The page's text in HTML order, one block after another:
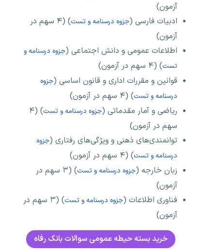
آزمون)
ادبیات فارسی (جزوه درسنامه و تست
) (۴ سهم در
آزمون)
اطلاعات عمومی و دانش اجتماعی (جزوه درسنامه و
تست) (۴ سهم در آزمون)
قوانین و مقررات اداری و قانون اساسی (جزوه
درسنامه و تست) (۴ سهم در آزمون)
ریاضی و آمار مقدماتی (جزوه درسنامه و تست
) (۴
سهم در آزمون)
توانمندی‌های ذهنی و ویژگی‌های رفتاری (جزوه
درسنامه و تست) (۴ سهم در آزمون)
زبان خارجه (جزوه درسنامه و تست
) (۳ سهم در
آزمون)
فناوری اطلاعات (جزوه درسنامه و تست
) (۳ سهم در
آزمون)
خرید بسته حیطه عمومی سوالات بانک رفاه